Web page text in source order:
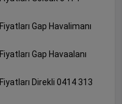
Gap Havalimanı
Gap Havaalanı
Direkli 0414 313